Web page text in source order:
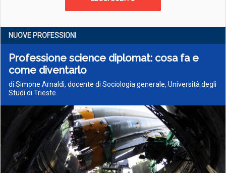
NUOVE PROFESSIONI
Professione science diplomat: cosa fa e
come diventarlo
di Simone Arnaldi, docente di Sociologia generale, Università degli
Studi di Trieste